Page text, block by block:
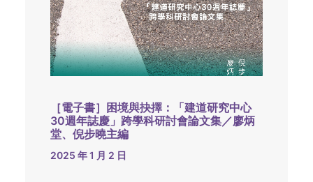
［電子書］困境與抉擇：「建道研究中心
30週年誌慶」跨學科研討會論文集／廖炳
堂、倪步曉主編
2025 年 1 月 2 日